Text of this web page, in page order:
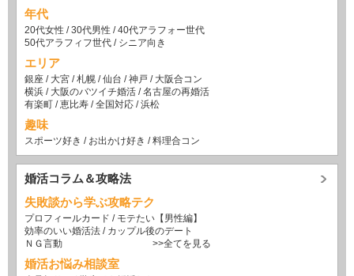
年代
20代女性 /30代男性 /40代アラフォー世代
50代アラフィフ世代 / シニア向き
エリア
銀座 / 大宮 /札幌 /仙台 /神戸 / 大阪合コン
横浜 / 大阪のバツイチ婚活 /名古屋の再婚活
有楽町 /恵比寿 /全国対応 /浜松
趣味
スポーツ好き / お出かけ好き /料理合コン
婚活コラム＆攻略法
失敗談から学ぶ攻略テク
プロフィールカード / モテたい【男性編】
効率のいい婚活法 / カップル後のデート
ＮＧ言動
>>全てを見る
婚活お悩み相談室